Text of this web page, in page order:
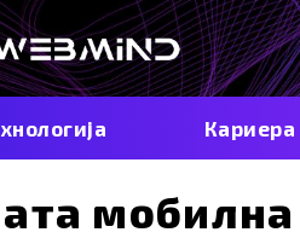
Кариера
мобилна